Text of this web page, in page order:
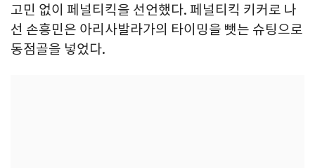
고민 없이 페널티킥을 선언했다. 페널티킥 키커로 나
선 손흥민은 아리사발라가의 타이밍을 뺏는 슈팅으로
동점골을 넣었다.